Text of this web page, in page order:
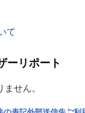
て
ーリポート
せん。